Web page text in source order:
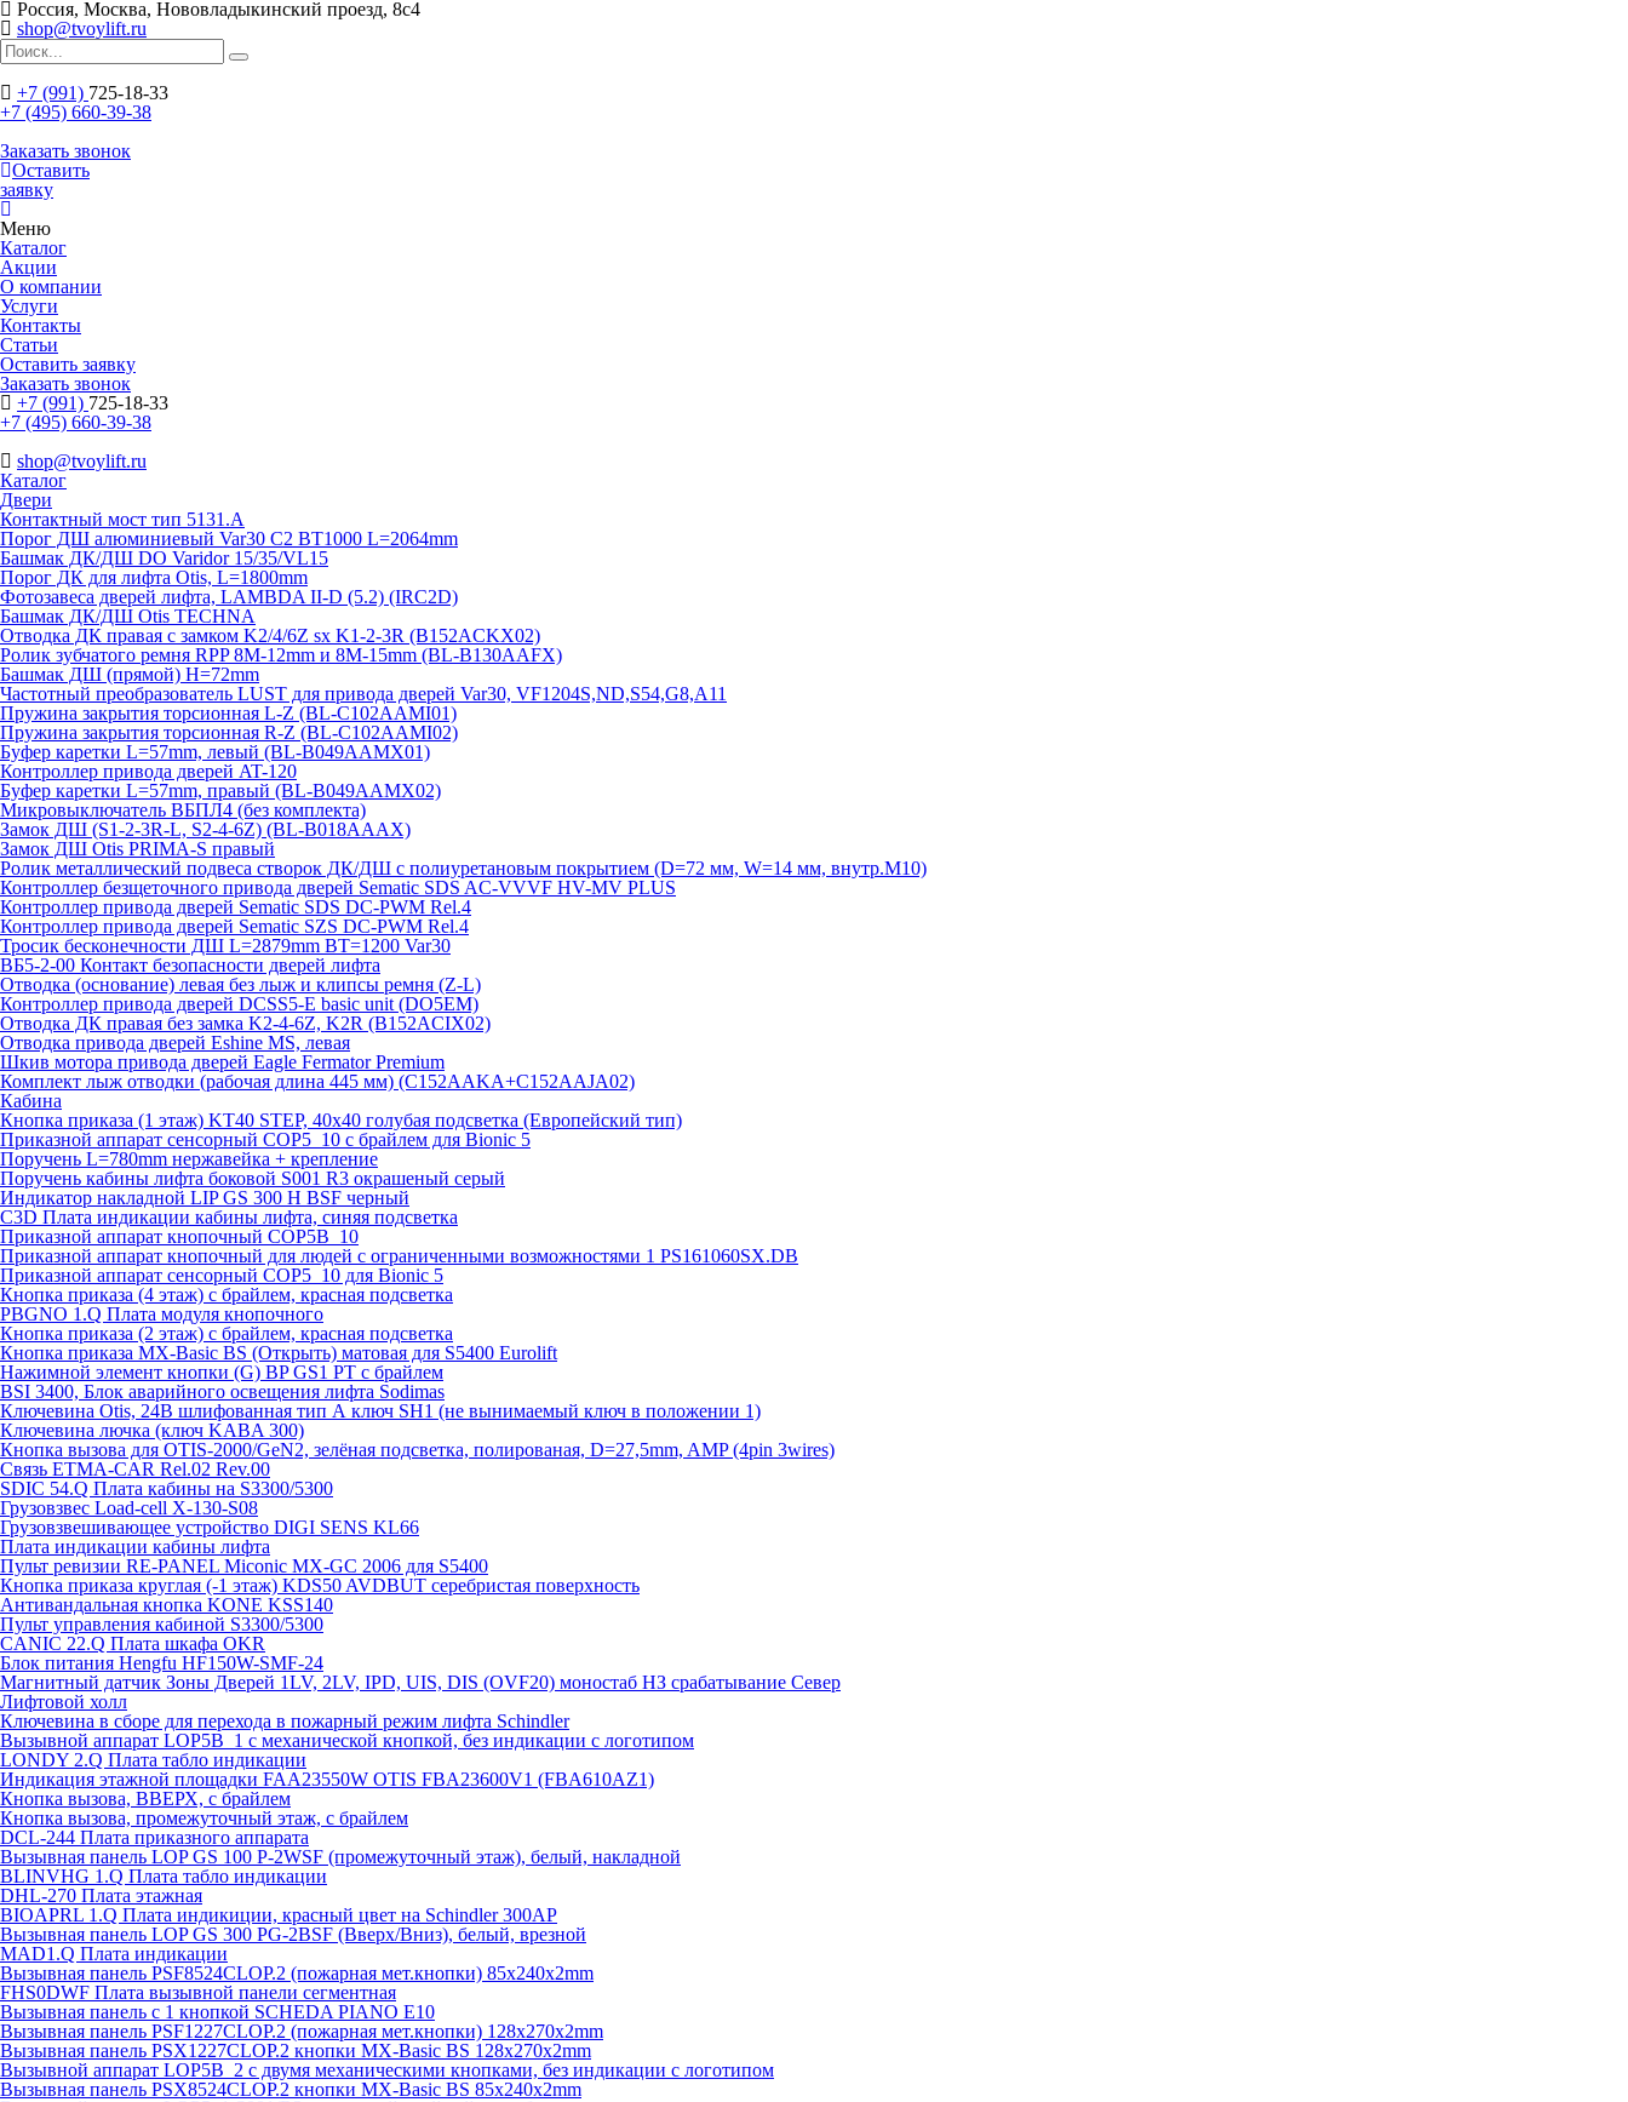
Россия, Москва, Нововладыкинский проезд, 8с4
shop@tvoylift.ru
+7 (991) 725-18-33
+7 (495) 660-39-38
Заказать звонок
Оставить
заявку
Меню
Каталог
Акции
О компании
Услуги
Контакты
Статьи
Оставить заявку
Заказать звонок
+7 (991) 725-18-33
+7 (495) 660-39-38
shop@tvoylift.ru
Каталог
Двери
Контактный мост тип 5131.A
Порог ДШ алюминиевый Var30 C2 BT1000 L=2064mm
Башмак ДК/ДШ DO Varidor 15/35/VL15
Порог ДК для лифта Otis, L=1800mm
Фотозавеса дверей лифта, LAMBDA II-D (5.2) (IRC2D)
Башмак ДК/ДШ Otis TECHNA
Отводка ДК правая с замком K2/4/6Z sx K1-2-3R (B152ACKX02)
Ролик зубчатого ремня RPP 8M-12mm и 8M-15mm (BL-B130AAFX)
Башмак ДШ (прямой) H=72mm
Частотный преобразователь LUST для привода дверей Var30, VF1204S,ND,S54,G8,A11
Пружина закрытия торсионная L-Z (BL-C102AAMI01)
Пружина закрытия торсионная R-Z (BL-C102AAMI02)
Буфер каретки L=57mm, левый (BL-B049AAMX01)
Контроллер привода дверей AT-120
Буфер каретки L=57mm, правый (BL-B049AAMX02)
Микровыключатель ВБПЛ4 (без комплекта)
Замок ДШ (S1-2-3R-L, S2-4-6Z) (BL-B018AAAX)
Замок ДШ Otis PRIMA-S правый
Ролик металлический подвеса створок ДК/ДШ с полиуретановым покрытием (D=72 мм, W=14 мм, внутр.М10)
Контроллер безщеточного привода дверей Sematiс SDS AC-VVVF HV-MV PLUS
Контроллер привода дверей Sematic SDS DC-PWM Rel.4
Контроллер привода дверей Sematic SZS DC-PWM Rel.4
Тросик бесконечности ДШ L=2879mm BT=1200 Var30
ВБ5-2-00 Контакт безопасности дверей лифта
Отводка (основание) левая без лыж и клипсы ремня (Z-L)
Контроллер привода дверей DCSS5-E basic unit (DO5EM)
Отводка ДК правая без замка K2-4-6Z, K2R (B152ACIX02)
Отводка привода дверей Eshine MS, левая
Шкив мотора привода дверей Eagle Fermator Premium
Комплект лыж отводки (рабочая длина 445 мм) (C152AAKA+C152AAJA02)
Кабина
Кнопка приказа (1 этаж) KT40 STEP, 40х40 голубая подсветка (Европейский тип)
Приказной аппарат сенсорный COP5_10 с брайлем для Bionic 5
Поручень L=780mm нержавейка + крепление
Поручень кабины лифта боковой S001 R3 окрашеный серый
Индикатор накладной LIP GS 300 H BSF черный
C3D Плата индикации кабины лифта, синяя подсветка
Приказной аппарат кнопочный COP5B_10
Приказной аппарат кнопочный для людей с ограниченными возможностями 1 PS161060SX.DB
Приказной аппарат сенсорный COP5_10 для Bionic 5
Кнопка приказа (4 этаж) с брайлем, красная подсветка
PBGNO 1.Q Плата модуля кнопочного
Кнопка приказа (2 этаж) с брайлем, красная подсветка
Кнопка приказа MX-Basic BS (Открыть) матовая для S5400 Eurolift
Нажимной элемент кнопки (G) BP GS1 PT с брайлем
BSI 3400, Блок аварийного освещения лифта Sodimas
Ключевина Otis, 24В шлифованная тип А ключ SH1 (не вынимаемый ключ в положении 1)
Ключевина лючка (ключ KABA 300)
Кнопка вызова для OTIS-2000/GeN2, зелёная подсветка, полированая, D=27,5mm, AMP (4pin 3wires)
Связь ETMA-CAR Rel.02 Rev.00
SDIC 54.Q Плата кабины на S3300/5300
Грузовзвес Load-cell X-130-S08
Грузовзвешивающее устройство DIGI SENS KL66
Плата индикации кабины лифта
Пульт ревизии RE-PANEL Miconic MX-GC 2006 для S5400
Кнопка приказа круглая (-1 этаж) KDS50 AVDBUT серебристая поверхность
Антивандальная кнопка KONE KSS140
Пульт управления кабиной S3300/5300
CANIC 22.Q Плата шкафа OKR
Блок питания Hengfu HF150W-SMF-24
Магнитный датчик Зоны Дверей 1LV, 2LV, IPD, UIS, DIS (OVF20) моностаб НЗ срабатывание Cевер
Лифтовой холл
Ключевина в сборе для перехода в пожарный режим лифта Schindler
Вызывной аппарат LOP5B_1 с механической кнопкой, без индикации с логотипом
LONDY 2.Q Плата табло индикации
Индикация этажной площадки FAA23550W OTIS FBA23600V1 (FBA610AZ1)
Кнопка вызова, ВВЕРХ, с брайлем
Кнопка вызова, промежуточный этаж, с брайлем
DCL-244 Плата приказного аппарата
Вызывная панель LOP GS 100 P-2WSF (промежуточный этаж), белый, накладной
BLINVHG 1.Q Плата табло индикации
DHL-270 Плата этажная
BIOAPRL 1.Q Плата индикиции, красный цвет на Schindler 300AP
Вызывная панель LOP GS 300 PG-2BSF (Вверх/Вниз), белый, врезной
MAD1.Q Плата индикации
Вызывная панель PSF8524CLOP.2 (пожарная мет.кнопки) 85х240х2mm
FHS0DWF Плата вызывной панели сегментная
Вызывная панель с 1 кнопкой SCHEDA PIANO E10
Вызывная панель PSF1227CLOP.2 (пожарная мет.кнопки) 128х270х2mm
Вызывная панель PSX1227CLOP.2 кнопки MX-Basic BS 128х270х2mm
Вызывной аппарат LOP5B_2 с двумя механическими кнопками, без индикации с логотипом
Вызывная панель PSX8524CLOP.2 кнопки MX-Basic BS 85х240х2mm